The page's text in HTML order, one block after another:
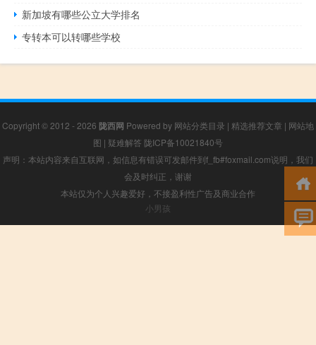
新加坡有哪些公立大学排名
专转本可以转哪些学校
Copyright © 2012 - 2026 陇西网 Powered by 网站分类目录 | 精选推荐文章 | 网站地
图 | 疑难解答 陇ICP备10021840号
声明：本站内容来自互联网，如信息有错误可发邮件到f_fb#foxmail.com说明，我们
会及时纠正，谢谢
本站仅为个人兴趣爱好，不接盈利性广告及商业合作
小男孩